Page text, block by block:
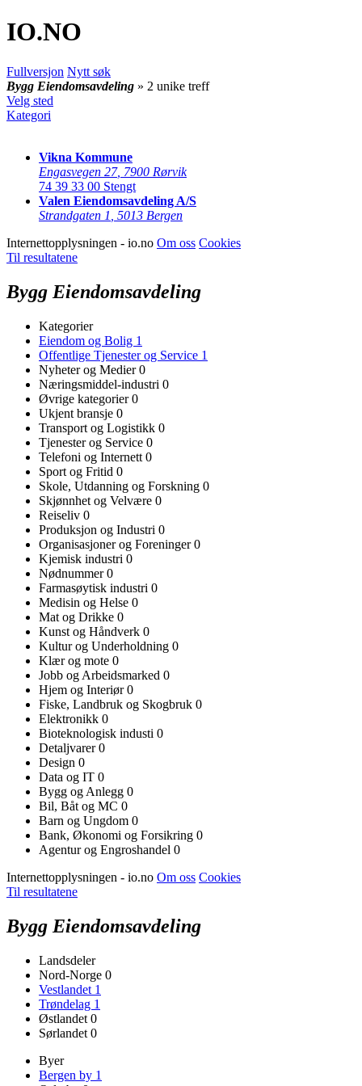
IO.NO
Fullversjon Nytt søk
Bygg Eiendomsavdeling » 2 unike treff
Velg sted
Kategori
Vikna Kommune
Engasvegen 27, 7900 Rørvik
74 39 33 00 Stengt
Valen Eiendomsavdeling A/S
Strandgaten 1 5013 Bergen
Internettopplysningen - io.no Om oss Cookies
Til resultatene
Bygg Eiendomsavdeling
Kategorier
Eiendom og Bolig 1
Offentlige Tjenester og Service 1
Nyheter og Medier0
Næringsmiddel-industri 0
Øvrige kategorier0
Ukjent bransje 0
Transport og Logistikk 0
Tjenester og Service 0
Telefoni og Internett 0
Sport og Fritid 0
Skole, Utdanning og Forskning 0
Skjønnhet og Velvære 0
Reiseliv 0
Produksjon og Industri 0
Organisasjoner og Foreninger0
Kjemisk industri 0
Nødnummer0
Farmasøytisk industri 0
Medisin og Helse 0
Mat og Drikke 0
Kunst og Håndverk 0
Kultur og Underholdning 0
Klær og mote 0
Jobb og Arbeidsmarked 0
Hjem og Interiør0
Fiske, Landbruk og Skogbruk 0
Elektronikk 0
Bioteknologisk industi 0
Detaljvarer0
Design 0
Data og IT 0
Bygg og Anlegg 0
Bil, Båt og MC 0
Barn og Ungdom 0
Bank, Økonomi og Forsikring 0
Agentur og Engroshandel 0
Internettopplysningen - io.no Om oss Cookies
Til resultatene
Bygg Eiendomsavdeling
Landsdeler
Nord-Norge 0
Vestlandet 1
Trøndelag 1
Østlandet 0
Sørlandet 0
Byer
Bergen by 1